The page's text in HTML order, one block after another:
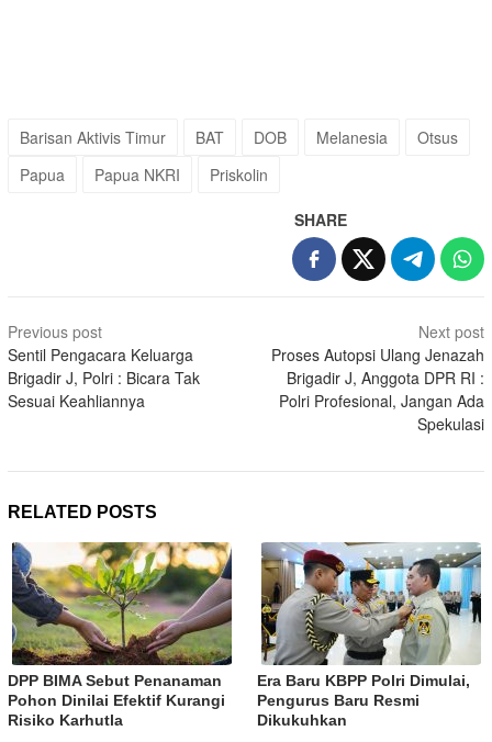
Barisan Aktivis Timur BAT DOB Melanesia
Otsus
Papua
Papua NKRI Priskolin
SHARE
Post
navigation
Previous post
Sentil Pengacara Keluarga
Brigadir J, Polri : Bicara Tak
Sesuai Keahliannya
Next post
Proses Autopsi Ulang Jenazah
Brigadir J, Anggota DPR RI :
Polri Profesional, Jangan Ada
Spekulasi
RELATED POSTS
DPP BIMA Sebut Penanaman
Pohon Dinilai Efektif Kurangi
Risiko Karhutla
Era Baru KBPP Polri Dimulai,
Pengurus Baru Resmi
Dikukuhkan